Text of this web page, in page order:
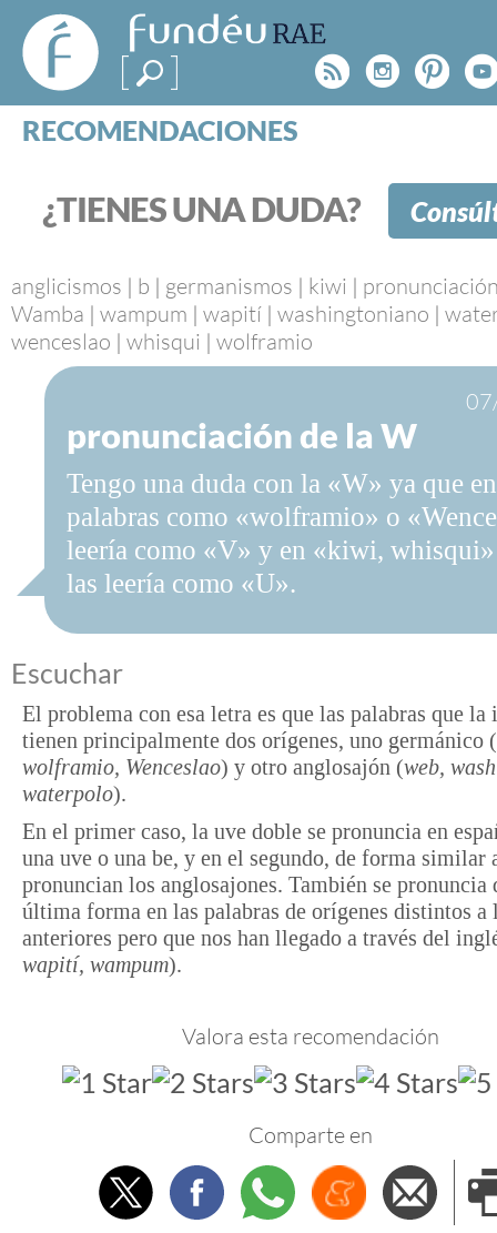
FundéuRAE
- Fundación
del Español
Urgente
Rss
RECOMENDACIONES
CATEGORÍAS
ESPECIALES
BLOG
NOTICIAS
SOBRE LA FUNDÉURAE
FundéuRAE es una fundación patrocinada por la
y la Real Academia Española, cuyo objetivo es
el buen uso del español en los medios de
Internet.
¿TIENES UNA DUDA?
anglicismos | b | germanismos | kiwi |
Wamba | wampum | wapití | washingtoniano |
wenceslao | whisqui | wolframio
pronunciación de la W
Tengo una duda con la «W» ya que en
palabras como «wolframio» o
leería como «V» y en «kiwi,
las leería como «U».
Escuchar
El problema con esa letra es que las palabras que la
tienen principalmente dos orígenes, uno germánico (
wolframio, Wenceslao) y otro anglosajón (web,
waterpolo).
En el primer caso, la uve doble se pronuncia en
una uve o una be, y en el segundo, de forma similar
pronuncian los anglosajones. También se pronuncia
última forma en las palabras de orígenes distintos a
anteriores pero que nos han llegado a través del
wapití, wampum).
Valora esta recomendación
Comparte en
TwitterFacebookWhatsappMenéame